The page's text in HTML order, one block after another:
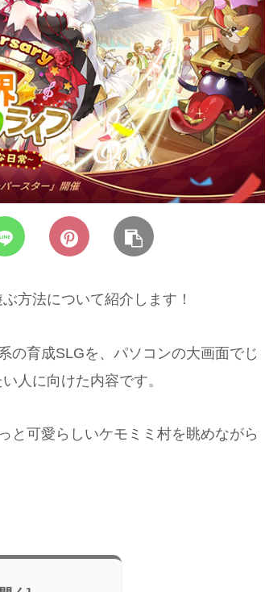
方法について紹介します！
の育成SLGを、パソコンの大画面でじ
人に向けた内容です。
と可愛らしいケモミミ村を眺めながら